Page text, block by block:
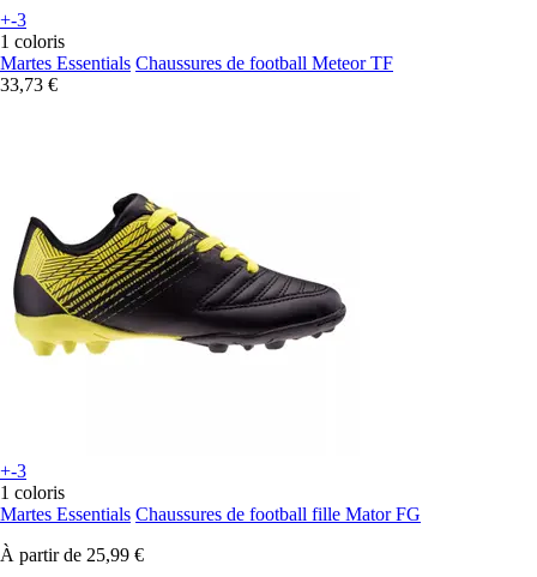
+-3
1 coloris
Martes Essentials Chaussures de football Meteor TF
33,73 €
+-3
1 coloris
Martes Essentials Chaussures de football fille Mator FG
À partir de 25,99 €